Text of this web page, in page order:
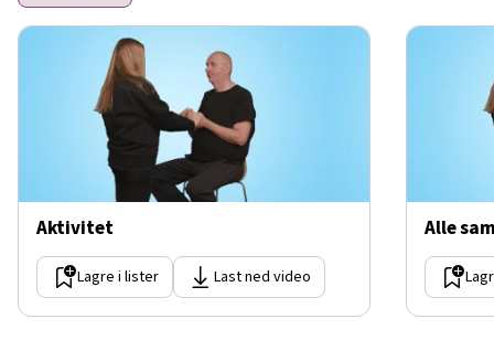
Aktivitet
Lagre i lister Last ned video
Alle